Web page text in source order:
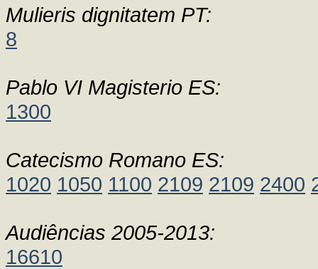
Mulieris dignitatem PT:
8
Pablo VI Magisterio ES:
1300
Catecismo Romano ES:
1020 1050 1100 2109 2109 2400
Audiências 2005-2013:
16610